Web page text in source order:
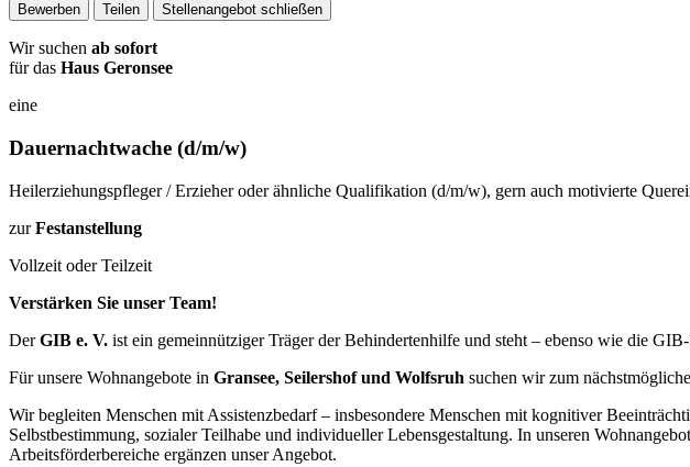
Bewerben Teilen Stellenangebot schließen
Wir suchen ab sofort
für das Haus Geronsee
eine
Dauernachtwache (d/m/w)
Heilerziehungspfleger / Erzieher oder ähnliche Qualifikation (d/m/w), gern auch motivierte
zurFestanstellung
Vollzeit oder Teilzeit
Verstärken Sie unser Team!
DerGIB e. V. ist ein gemeinnütziger Träger der Behindertenhilfe und steht – ebenso wie die
Für unsere Wohnangebote in Gransee, Seilershof und Wolfsruh suchen wir zum
Wir begleiten Menschen mit Assistenzbedarf – insbesondere Menschen mit kognitiver
Selbstbestimmung, sozialer Teilhabe und individueller Lebensgestaltung. In unseren
Arbeitsförderbereiche ergänzen unser Angebot.